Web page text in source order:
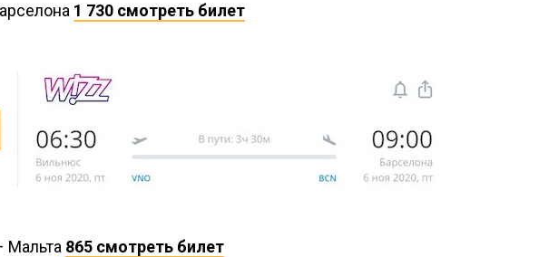
1 730 смотреть билет
Мальта 865 смотреть билет